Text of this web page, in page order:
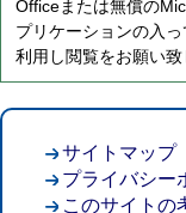
Officeまたは無償の
プリケーションの入
利用し閲覧をお願い致
サイトマップ
プライバシー
このサイトの